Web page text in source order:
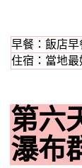
早餐：飯店早
住宿：當地最
第六
瀑布